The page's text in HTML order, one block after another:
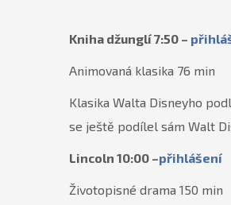
Kniha džunglí 7:50 –
Animovaná klasika 76 min
Klasika Walta Disneyho
se ještě podílel sám Walt
Lincoln 10:00 –přihlášení
Životopisné drama 150 min